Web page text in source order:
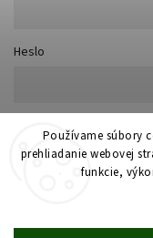
Používame súbory
prehliadanie webovej
funkcie,
Heslo
Nová registrácia
Zabudnuté heslo